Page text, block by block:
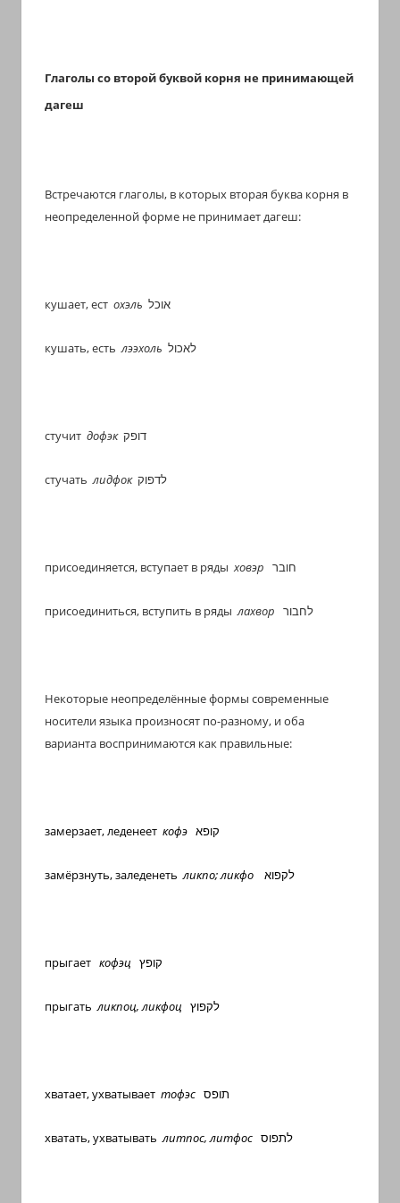
Глаголы со второй буквой корня не принимающей
дагеш
Встречаются глаголы, в которых вторая буква корня в
неопределенной форме не принимает дагеш:
кушает, ест охэль אוכל
кушать, естьлээхоль לאכול
стучит дофэк דופק
стучатьлидфок לדפוק
присоединяется, вступает в рядыховэр חובר
присоединиться, вступить в рядылахвор לחבור
Некоторые неопределённые формы современные
носители языка произносят по-разному, и оба
варианта воспринимаются как правильные:
замерзает, леденеет кофэ קופא
замёрзнуть, заледенетьликпо;ликфо לקפוא
прыгает кофэц קופץ
прыгатьликпоц, ликфоц לקפוץ
хватает, ухватывает тофэс תופס
хватать, ухватыватьлитпос, литфос לתפוס